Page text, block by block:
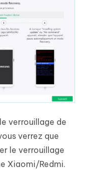
verrouillage de
verrez que
le verrouillage
Xiaomi/Redmi.